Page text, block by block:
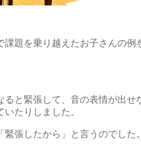
課題を乗り越えたお子さんの例
ると緊張して、音の表情が出せ
たりしました。
張したから」と言うのでした。